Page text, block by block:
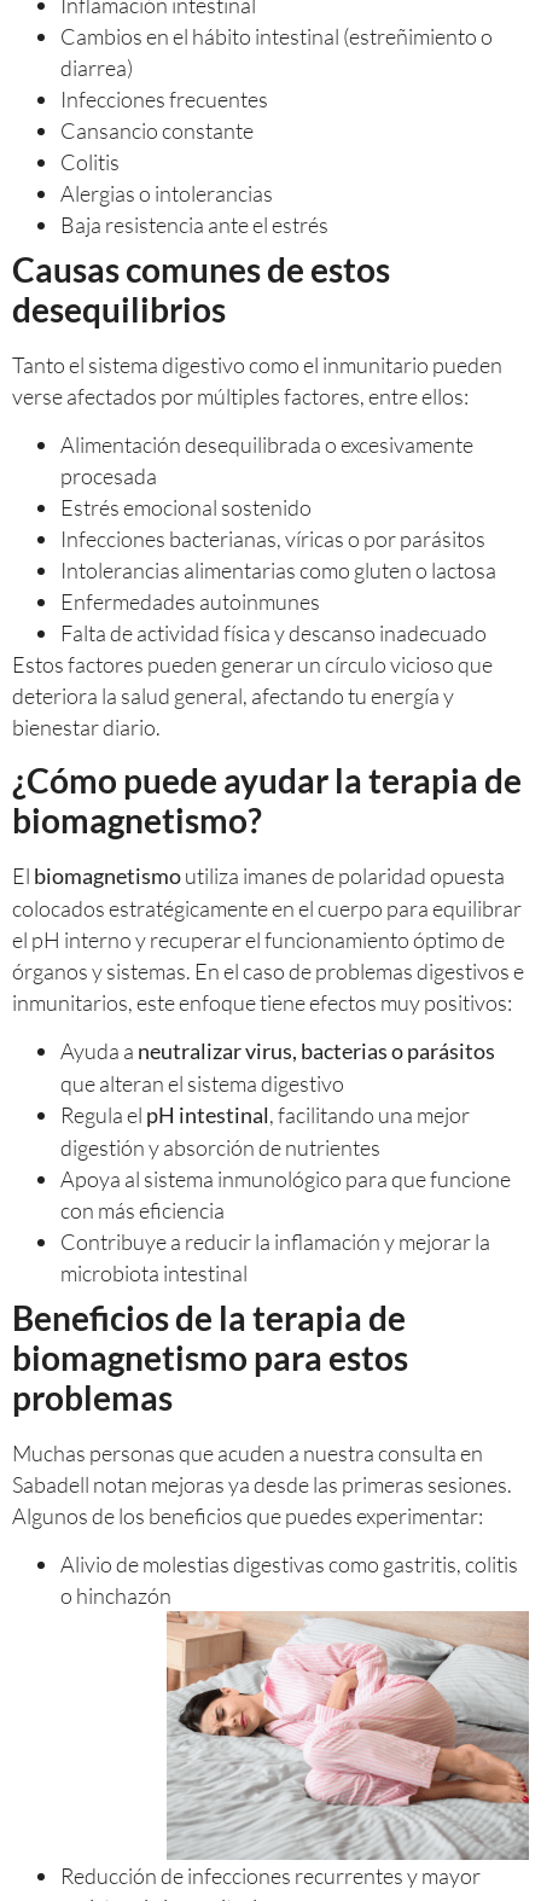
Cambios en el hábito intestinal (estreñimiento o
diarrea)
Infecciones frecuentes
Cansancio constante
Colitis
Alergias o intolerancias
Baja resistencia ante el estrés
Causas comunes de estos
desequilibrios
Tanto el sistema digestivo como el inmunitario pueden
verse afectados por múltiples factores, entre ellos:
Alimentación desequilibrada o excesivamente
procesada
Estrés emocional sostenido
Infecciones bacterianas, víricas o por parásitos
Intolerancias alimentarias como gluten o lactosa
Enfermedades autoinmunes
Falta de actividad física y descanso inadecuado
Estos factores pueden generar un círculo vicioso que
deteriora la salud general, afectando tu energía y
bienestar diario.
¿Cómo puede ayudar la terapia de
biomagnetismo?
El biomagnetismoutiliza imanes de polaridad opuesta
colocados estratégicamente en el cuerpo para equilibrar
el pH interno y recuperar el funcionamiento óptimo de
órganos y sistemas. En el caso de problemas digestivos e
inmunitarios, este enfoque tiene efectos muy positivos:
Ayuda a neutralizar virus, bacterias o parásitos
que alteran el sistema digestivo
Regula el pH intestinal, facilitando una mejor
digestión y absorción de nutrientes
Apoya al sistema inmunológico para que funcione
con más eficiencia
Contribuye a reducir la inflamación y mejorar la
microbiota intestinal
Beneficios de la terapia de
biomagnetismo para estos
problemas
Muchas personas que acuden a nuestra consulta en
Sabadell notan mejoras ya desde las primeras sesiones.
Algunos de los beneficios que puedes experimentar:
Alivio de molestias digestivas como gastritis, colitis
o hinchazón
Reducción de infecciones recurrentes y mayor